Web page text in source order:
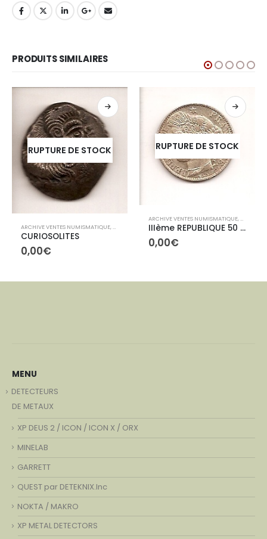
PRODUITS SIMILAIRES
RUPTURE DE STOCK
ARCHIVE VENTES NUMISMATIQUE,ARCHIVES GAULOISES
CURIOSOLITES
0,00€
RUPTURE DE STOCK
ARCHIVE VENTES NUMISMATIQUE,
IIIème REPUBLIQUE 50 centimes 1888A
0,00€
MENU
DETECTEURS
DE METAUX
XP DEUS 2 / ICON / ICON X / ORX
MINELAB
GARRETT
QUEST par DETEKNIX.Inc
NOKTA / MAKRO
XP METAL DETECTORS